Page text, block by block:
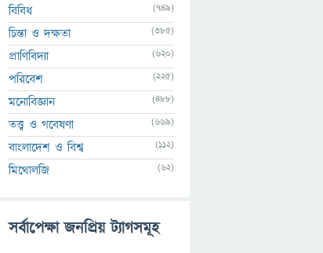
বিবিধ (749)
চিন্তা ও দক্ষতা (385)
প্রাণিবিদ্যা (620)
পরিবেশ (225)
মনোবিজ্ঞান (488)
তত্ত্ব ও গবেষণা (669)
বাংলাদেশ ও বিশ্ব (112)
মিথোলজি (62)
সর্বাপেক্ষা জনপ্রিয় ট্যাগসমূহ